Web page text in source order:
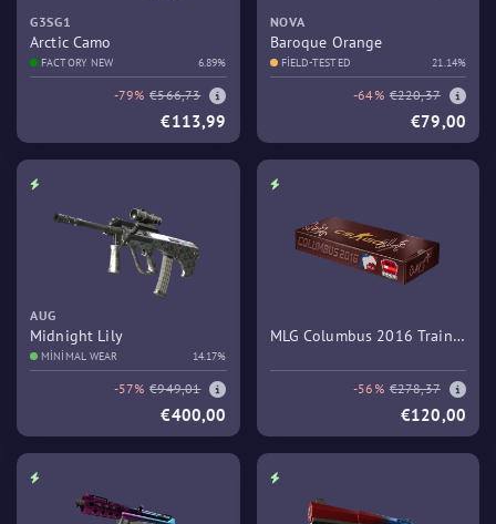
G3SG1
Arctic Camo
FACTORY NEW 6.89%
-79% €566,73
€113,99
NOVA
Baroque Orange
FIELD-TESTED 21.14%
-64% €220,37
€79,00
AUG
Midnight Lily
MINIMAL WEAR 14.17%
-57% €949,01
€400,00
MLG Columbus 2016 Train
-56% €278,37
€120,00